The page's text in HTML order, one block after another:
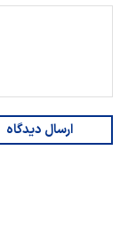
ارسال دیدگاه